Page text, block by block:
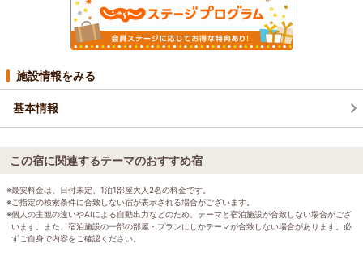
施設情報をみる
基本情報
この宿に関連するテーマのおすすめ宿
※最安料金は、日付未定、1泊1部屋大人2名の料金です。
※ご指定の検索条件に合致しない宿が表示される場合がございます。
※個人の主観の違いやAIによる自動出力などのため、テーマと宿泊施設が合致しない場合がござ
います。また、宿泊施設の一部の部屋・プランにしかテーマが合致しない場合があります。必
ずご自身で内容をご確認ください。